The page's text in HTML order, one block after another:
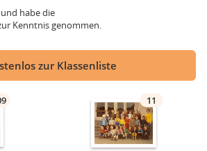
und habe die
Kenntnis genommen.
zur Klassenliste
11